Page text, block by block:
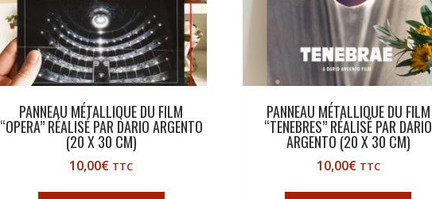
PANNEAU MÉTALLIQUE DU FILM
“OPERA” RÉALISÉ PAR DARIO ARGENTO
(20 X 30 CM)
10,00€ TTC
PANNEAU MÉTALLIQUE DU FILM
“TENEBRES” RÉALISÉ PAR DARIO
ARGENTO (20 X 30 CM)
10,00€ TTC